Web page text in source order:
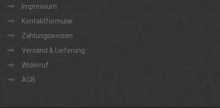
Impressum
Kontaktformular
Zahlungsweisen
Versand & Lieferung
Widerruf
AGB